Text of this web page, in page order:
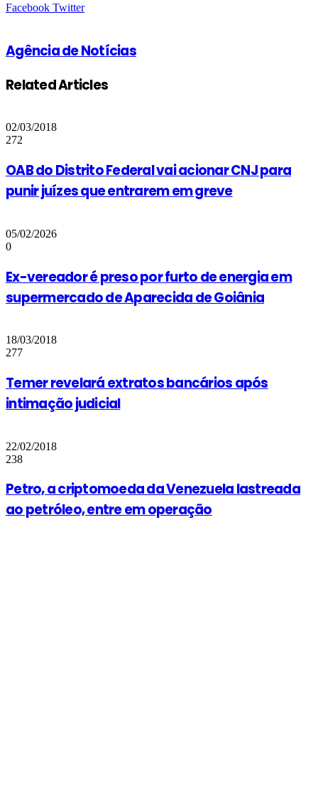
Facebook TwitterGoogle+
LinkedIn
StumbleUpon
Tumblr
Pinterest
Reddit
VKontakte
Share
Print
Agência de Notícias
Related Articles
02/03/2018
272
OAB do Distrito Federal vai acionar CNJ para
punir juízes que entrarem em greve
05/02/2026
0
Ex-vereador é preso por furto de energia em
supermercado de Aparecida de Goiânia
18/03/2018
277
Temer revelará extratos bancários após
intimação judicial
22/02/2018
238
Petro, a criptomoeda da Venezuela lastreada
ao petróleo, entre em operação